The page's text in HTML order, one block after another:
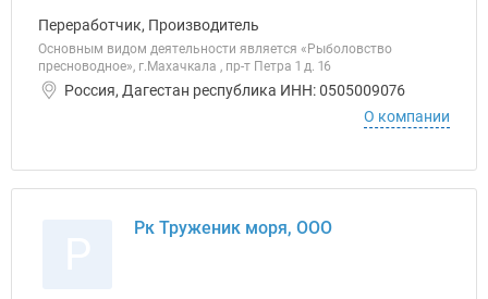
Переработчик, Производитель
Основным видом деятельности является «Рыболовство
пресноводное», г.Махачкала , пр-т Петра 1 д. 16
Россия, Дагестан республика ИНН: 0505009076
О компании
Рк Труженик моря, ООО